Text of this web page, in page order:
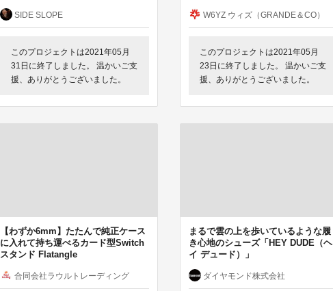
SIDE SLOPE
このプロジェクトは2021年05月
31日に終了しました。 温かいご支
援、ありがとうございました。
W6YZ ウィズ（GRANDE＆CO）
このプロジェクトは2021年05月
23日に終了しました。 温かいご支
援、ありがとうございました。
【わずか6mm】たたんで純正ケース
に入れて持ち運べるカード型Switch
スタンド Flatangle
合同会社ラウルトレーディング
まるで雲の上を歩いているような履
き心地のシューズ「HEY DUDE（ヘ
イ デュード）」
ダイヤモンド株式会社